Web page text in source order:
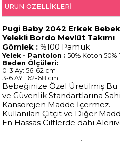
ÜRÜN ÖZELLIKLERI
Pugi Baby 2042 Erkek
Yelekli Bordo Mevlüt Takımı
Gömlek : %100 Pamuk
Yelek - Pantolon : 50% Koton
Beden Ölçüleri:
0-3 Ay: 56-62 cm
3-6 AY : 62-68 cm
Bebeğinize Özel Üretilmiş Bu
ve Güvenlik Standartlarına
Kansorejen Madde İçermez.
Kullanılan Çıtçıt ve Diğer
En Hassas Ciltlerde dahi